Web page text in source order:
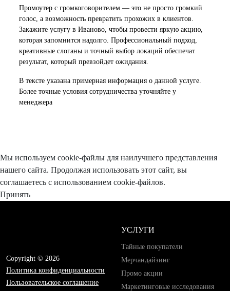
Промоутер с громкоговорителем — это не просто громкий
голос, а возможность превратить прохожих в клиентов.
Закажите услугу в Иваново, чтобы провести яркую акцию,
которая запомнится надолго. Профессиональный подход,
креативные слоганы и точный выбор локаций обеспечат
результат, который превзойдет ожидания.
В тексте указана примерная информация о данной услуге.
Более точные условия сотрудничества уточняйте у
менеджера
Мы используем cookie-файлы для наилучшего представления
нашего сайта. Продолжая использовать этот сайт, вы
соглашаетесь с использованием cookie-файлов.
Принять
Copyright © 2026
Политика конфиденциальности
Пользовательское соглашение
УСЛУГИ
Тайные покупатели
Мерчандайзинг
Промо акции
Маркетинговые исследования